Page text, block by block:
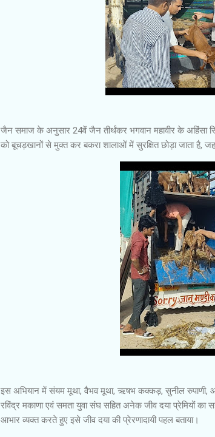
जैन समाज के अनुसार 24वें जैन तीर्थंकर भगवान महावीर के अहिंसा
को बूचड़खानों से मुक्त कर बकरा शालाओं में सुरक्षित छोड़ा जाता है,
इस अभियान में संयम मूथा, वैभव मूथा, ऋषभ कक्कड़, सुनील रुपाणी,
रविंद्र मकाणा एवं समता युवा संघ सहित अनेक जीव दया प्रेमियों
आभार व्यक्त करते हुए इसे जीव दया की प्रेरणादायी पहल बताया।